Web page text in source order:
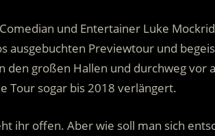
und Entertainer Luke
ausgebuchten Previewtour und
den großen Hallen und durchweg vor
Tour sogar bis 2018 verlängert.
ihr offen. Aber wie soll man sich